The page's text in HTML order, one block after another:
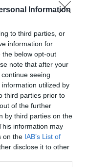
Information
to third parties, or
information for
the below opt-out
note that after your
seeing
utilized by
third parties prior to
of the further
by third parties on the
information may
on the IAB’s List of
disclose it to other
racconta la